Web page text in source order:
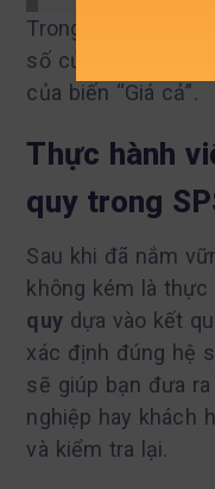
Trong đó, 1.25 là
số của biến “Chất
của biến “Giá cả”.
Thực hành
quy trong
Sau khi đã nắm
không kém là thực
quydựa vào kết
xác định đúng hệ
sẽ giúp bạn đưa
nghiệp hay khách
và kiểm tra lại.